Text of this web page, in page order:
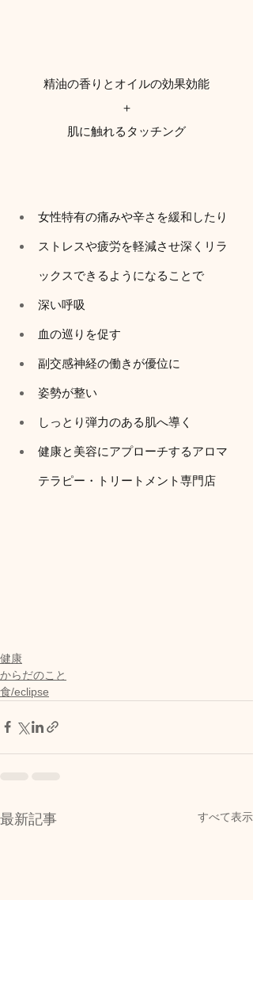
精油の香りとオイルの効果効能
＋
肌に触れるタッチング
女性特有の痛みや辛さを緩和したり
ストレスや疲労を軽減させ深くリラ
ックスできるようになることで
深い呼吸
血の巡りを促す
副交感神経の働きが優位に
姿勢が整い
しっとり弾力のある肌へ導く
健康と美容にアプローチするアロマ
テラピー・トリートメント専門店
健康
からだのこと
食/eclipse
最新記事 すべて表示